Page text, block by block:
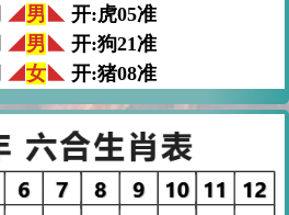
◢ 男 ◣ 开:虎05准
◢ 男 ◣ 开:狗21准
◢女◣ 开:猪08准